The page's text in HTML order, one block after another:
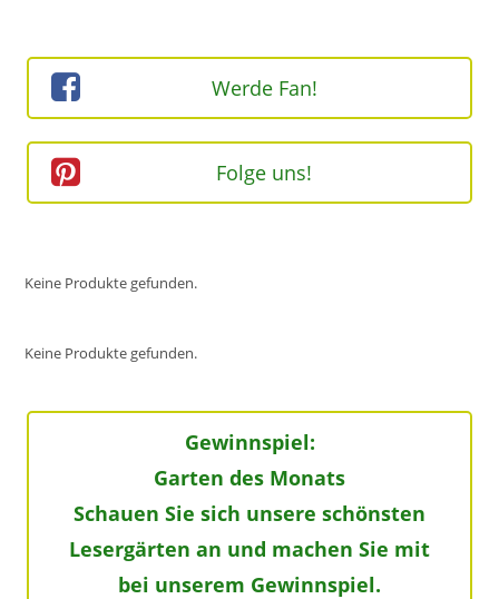
Werde Fan!
Folge uns!
Keine Produkte gefunden.
Keine Produkte gefunden.
Gewinnspiel:
Garten des Monats
Schauen Sie sich unsere schönsten
Lesergärten an und machen Sie mit
bei unserem Gewinnspiel.